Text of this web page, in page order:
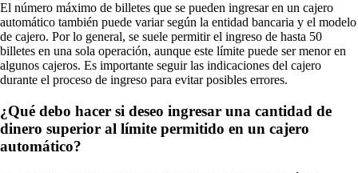
El número máximo de billetes que se pueden ingresar en un cajero
automático también puede variar según la entidad bancaria y el modelo
de cajero. Por lo general, se suele permitir el ingreso de hasta 50
billetes en una sola operación, aunque este límite puede ser menor en
algunos cajeros. Es importante seguir las indicaciones del cajero
durante el proceso de ingreso para evitar posibles errores.
¿Qué debo hacer si deseo ingresar una cantidad de
dinero superior al límite permitido en un cajero
automático?